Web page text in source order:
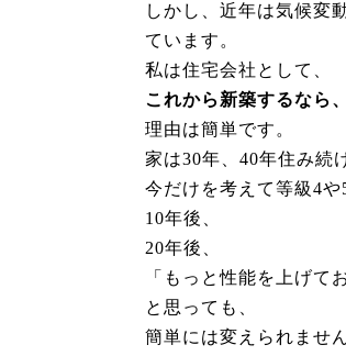
しかし、近年は気候変
ています。
私は住宅会社として、
これから新築するなら
理由は簡単です。
家は30年、40年住み続
今だけを考えて等級4や
10年後、
20年後、
「もっと性能を上げて
と思っても、
簡単には変えられません